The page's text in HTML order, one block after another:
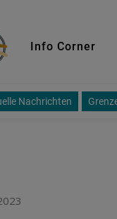
Info Corner
Nachrichten